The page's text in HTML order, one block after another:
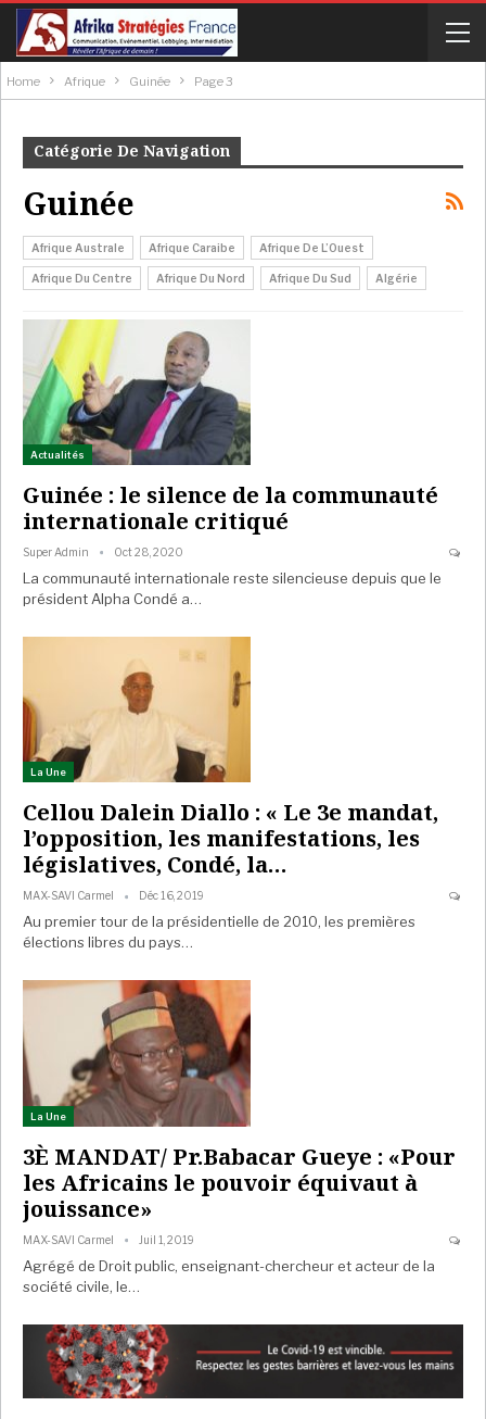
Home Afrique Guinée Page 3
Catégorie De Navigation
Guinée
Afrique Australe Afrique Caraibe Afrique De L’Ouest
Afrique Du Centre Afrique Du Nord Afrique Du Sud Algérie
Actualités
Guinée : le silence de la communauté
internationale critiqué
Super Admin Oct 28, 2020
La communauté internationale reste silencieuse depuis que le
président Alpha Condé a…
La Une
Cellou Dalein Diallo : « Le 3e mandat,
l’opposition, les manifestations, les
législatives, Condé, la…
MAX-SAVI Carmel Déc 16, 2019
Au premier tour de la présidentielle de 2010, les premières
élections libres du pays…
La Une
3È MANDAT/ Pr.Babacar Gueye : «Pour
les Africains le pouvoir équivaut à
jouissance»
MAX-SAVI Carmel Juil 1, 2019
Agrégé de Droit public, enseignant-chercheur et acteur de la
société civile, le…